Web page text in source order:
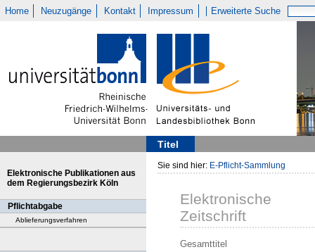
Home Neuzugänge Kontakt Impressum Erweiterte Suche
Titel
Elektronische Publikationen aus
dem Regierungsbezirk Köln
Pflichtabgabe
Ablieferungsverfahren
Sie sind hier: E-Pflicht-Sammlung
Elektronische
Zeitschrift
Gesamttitel